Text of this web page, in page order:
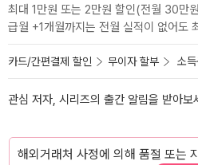
최대 1만원 또는 2만원 할인(전월 30만
급월 +1개월까지는 전월 실적이 없어도
카드/간편결제 할인 무이자 할부 소
관심 저자, 시리즈의 출간 알림을 받아보
해외거래처 사정에 의해 품절 또는